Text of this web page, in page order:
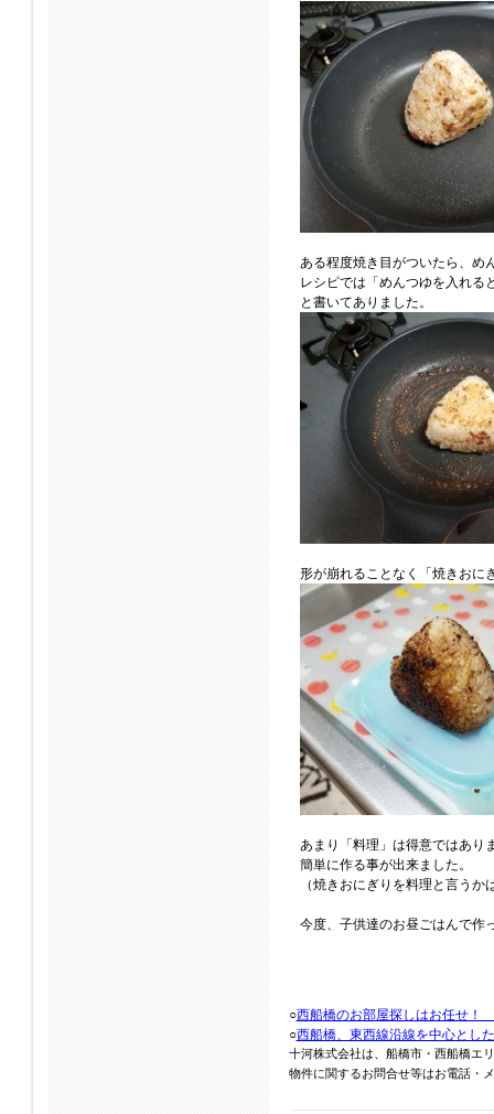
ある程度焼き目がついたら、め
レシピでは「めんつゆを入れる
と書いてありました。
形が崩れることなく「焼きおに
あまり「料理」は得意ではあり
簡単に作る事が出来ました。
（焼きおにぎりを料理と言う
今度、子供達のお昼ごはんで作
○西船橋のお部屋探しはお任せ！
○西船橋、東西線沿線を中心とし
十河株式会社は、船橋市・西船橋エ
物件に関するお問合せ等はお電話・